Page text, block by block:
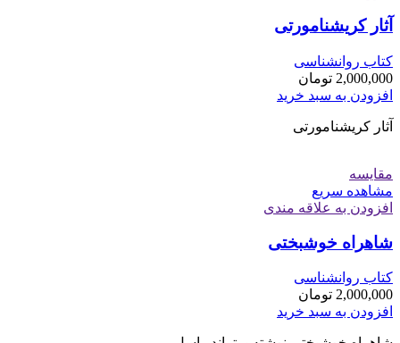
آثار کریشنامورتی
کتاب روانشناسی
2,000,000 تومان
افزودن به سبد خرید
آثار کریشنامورتی
مقایسه
مشاهده سریع
افزودن به علاقه مندی
شاهراه خوشبختی
کتاب روانشناسی
2,000,000 تومان
افزودن به سبد خرید